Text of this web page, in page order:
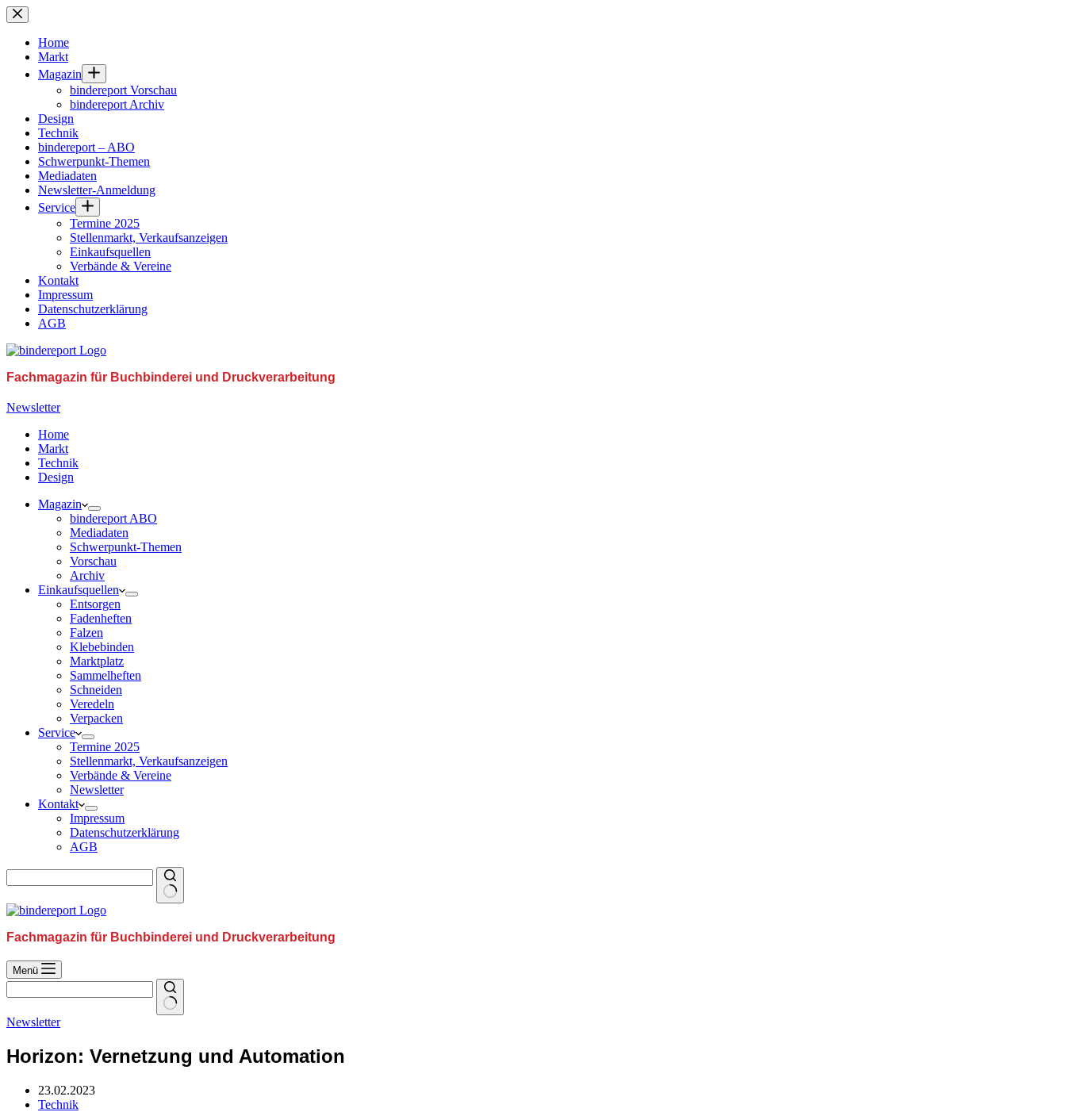
Zum
Inhalt
springenHome
Markt
Magazin
bindereport Vorschau
bindereport Archiv
Design
Technik
bindereport – ABO
Schwerpunkt-Themen
Mediadaten
Newsletter-Anmeldung
Service
Termine 2025
Stellenmarkt, Verkaufsanzeigen
Einkaufsquellen
Verbände & Vereine
Kontakt
Impressum
Datenschutzerklärung
AGB
Fachmagazin für Buchbinderei und Druckverarbeitung
Newsletter
Home
Markt
Technik
Design
Magazin
bindereport ABO
Mediadaten
Schwerpunkt-Themen
Vorschau
Archiv
Einkaufsquellen
Entsorgen
Fadenheften
Falzen
Klebebinden
Marktplatz
Sammelheften
Schneiden
Veredeln
Verpacken
Service
Termine 2025
Stellenmarkt, Verkaufsanzeigen
Verbände & Vereine
Newsletter
Kontakt
Impressum
Datenschutzerklärung
AGB
Fachmagazin für Buchbinderei und Druckverarbeitung
Menü
Newsletter
Horizon: Vernetzung und Automation
23.02.2023
Technik